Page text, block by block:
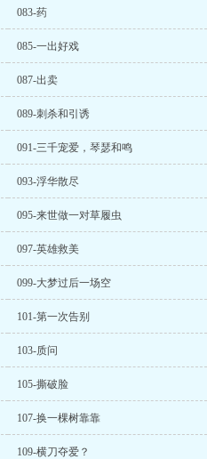
083-药
085-一出好戏
087-出卖
089-刺杀和引诱
091-三千宠爱，琴瑟和鸣
093-浮华散尽
095-来世做一对草履虫
097-英雄救美
099-大梦过后一场空
101-第一次告别
103-质问
105-撕破脸
107-换一棵树靠靠
109-横刀夺爱？